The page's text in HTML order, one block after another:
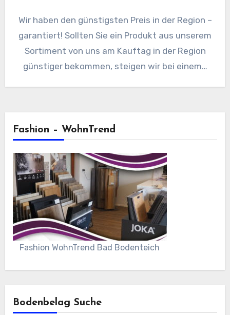
Wir haben den günstigsten Preis in der Region –
garantiert! Sollten Sie ein Produkt aus unserem
Sortiment von uns am Kauftag in der Region
günstiger bekommen, steigen wir bei einem…
Fashion – WohnTrend
Fashion WohnTrend Bad Bodenteich
Bodenbelag Suche